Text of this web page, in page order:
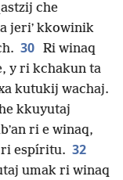
che
jeriʼ kkowinik
30 Ri winaq
y ri kchakun ta
kutukij wachaj.
kkuyutaj
ri e winaq,
ri espíritu. 32
umak ri winaq